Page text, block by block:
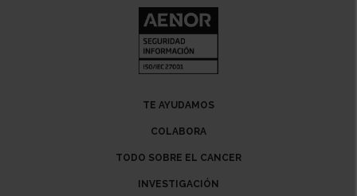
TE AYUDAMOS
COLABORA
TODO SOBRE EL CANCER
INVESTIGACIÓN